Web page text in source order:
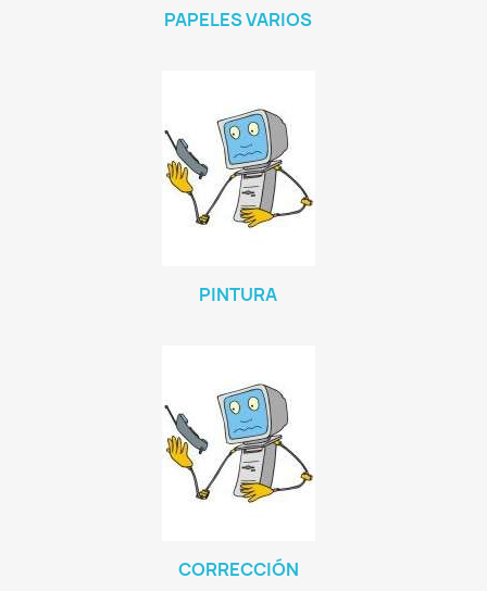
PAPELES VARIOS
PINTURA
CORRECCIÓN